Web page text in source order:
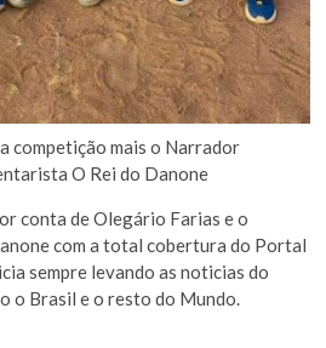
competição mais o Narrador
O Rei do Danone
conta de Olegário Farias e o
com a total cobertura do Portal
sempre levando as noticias do
o Brasil e o resto do Mundo.